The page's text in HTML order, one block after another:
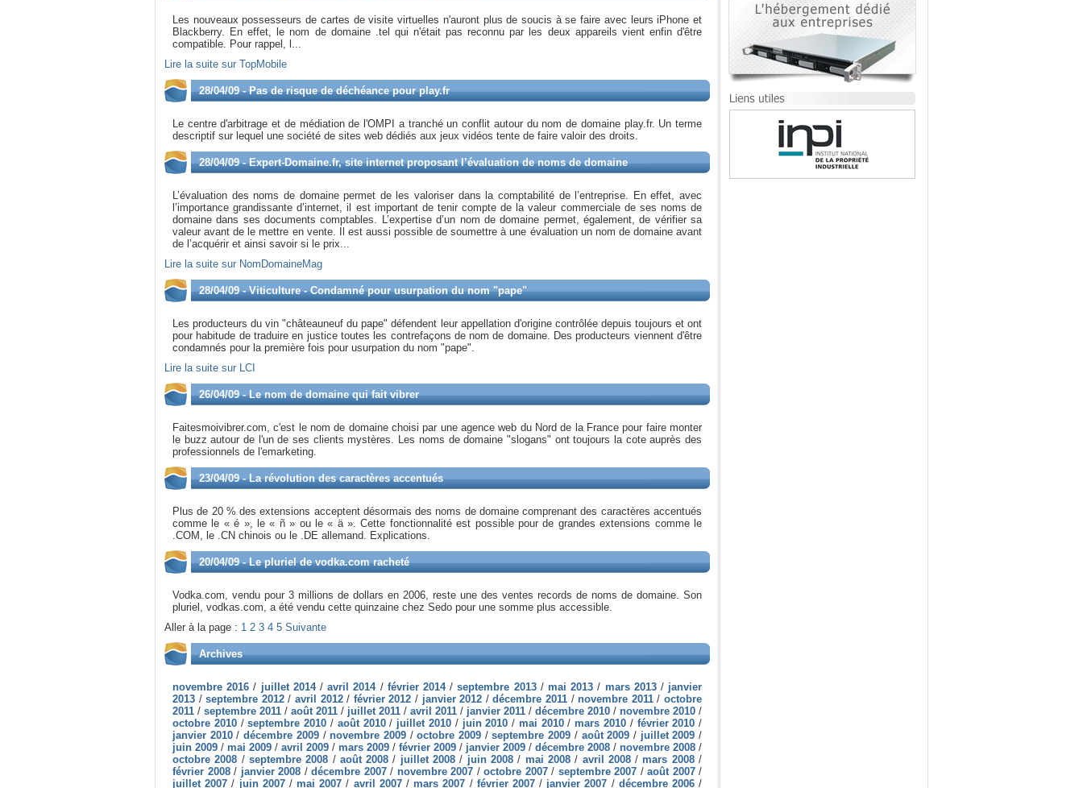
Les nouveaux possesseurs de cartes de visite virtuelles n'auront plus de soucis à se faire avec leurs iPhone et
Blackberry. En effet, le nom de domaine .tel qui n'était pas reconnu par les deux appareils vient enfin d'être
compatible. Pour rappel, l...
Lire la suite sur TopMobile
28/04/09 - Pas de risque de déchéance pour play.fr
Le centre d'arbitrage et de médiation de l'OMPI a tranché un conflit autour du nom de domaine play.fr. Un terme
descriptif sur lequel une société de sites web dédiés aux jeux vidéos tente de faire valoir des droits.
28/04/09 - Expert-Domaine.fr, site internet proposant l’évaluation de noms de domaine
L’évaluation des noms de domaine permet de les valoriser dans la comptabilité de l’entreprise. En effet, avec
l’importance grandissante d’internet, il est important de tenir compte de la valeur commerciale de ses noms de
domaine dans ses documents comptables. L’expertise d’un nom de domaine permet, également, de vérifier sa
valeur avant de le mettre en vente. Il est aussi possible de soumettre à une évaluation un nom de domaine avant
de l’acquérir et ainsi savoir si le prix...
Lire la suite sur NomDomaineMag
28/04/09 - Viticulture - Condamné pour usurpation du nom "pape"
Les producteurs du vin "châteauneuf du pape" défendent leur appellation d'origine contrôlée depuis toujours et ont
pour habitude de traduire en justice toutes les contrefaçons de nom de domaine. Des producteurs viennent d'être
condamnés pour la première fois pour usurpation du nom "pape".
Lire la suite sur LCI
26/04/09 - Le nom de domaine qui fait vibrer
Faitesmoivibrer.com, c'est le nom de domaine choisi par une agence web du Nord de la France pour faire monter
le buzz autour de l'un de ses clients mystères. Les noms de domaine "slogans" ont toujours la cote auprès des
professionnels de l'emarketing.
23/04/09 - La révolution des caractères accentués
Plus de 20 % des extensions acceptent désormais des noms de domaine comprenant des caractères accentués
comme le « é », le « ñ » ou le « ä ». Cette fonctionnalité est possible pour de grandes extensions comme le
.COM, le .CN chinois ou le .DE allemand. Explications.
20/04/09 - Le pluriel de vodka.com racheté
Vodka.com, vendu pour 3 millions de dollars en 2006, reste une des ventes records de noms de domaine. Son
pluriel, vodkas.com, a été vendu cette quinzaine chez Sedo pour une somme plus accessible.
Aller à la page : 1 2 3 4 5 Suivante
Archives
novembre 2016 / juillet 2014/avril 2014/ février 2014/septembre 2013/ mai 2013 / mars 2013/ janvier
2013 /septembre 2012/avril 2012/ février 2012 / janvier 2012 /décembre 2011 /novembre 2011/octobre
2011 / septembre 2011 / août 2011 / juillet 2011 / avril 2011 / janvier 2011 / décembre 2010 / novembre 2010 /
octobre 2010/septembre 2010 / août 2010/ juillet 2010/ juin 2010 / mai 2010/mars 2010 / février 2010 /
janvier 2010/décembre 2009/novembre 2009/octobre 2009 /septembre 2009 / août 2009 / juillet 2009 /
juin 2009 / mai 2009 / avril 2009 / mars 2009 / février 2009 / janvier 2009 / décembre 2008 / novembre 2008 /
octobre 2008 / septembre 2008 / août 2008 / juillet 2008 / juin 2008 / mai 2008/ avril 2008/mars 2008/
février 2008/ janvier 2008 / décembre 2007/ novembre 2007 / octobre 2007/ septembre 2007 / août 2007/
juillet 2007 / juin 2007/mai 2007 / avril 2007/mars 2007 / février 2007/ janvier 2007 / décembre 2006 /